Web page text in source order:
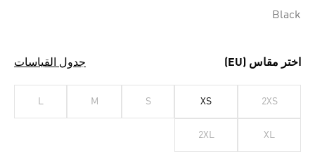
Black
اختر مقاس (EU) جدول القياسات
2XS
XS
S
M
L
XL
2XL